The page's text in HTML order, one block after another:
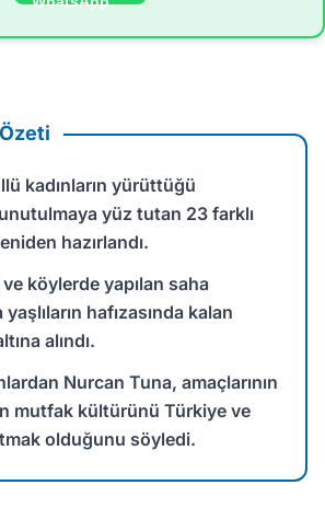
kadınların yürüttüğü
yüz tutan 23 farklı
hazırlandı.
köylerde yapılan saha
yaşlıların hafızasında kalan
alındı.
Nurcan Tuna, amaçlarının
mutfak kültürünü Türkiye ve
olduğunu söyledi.